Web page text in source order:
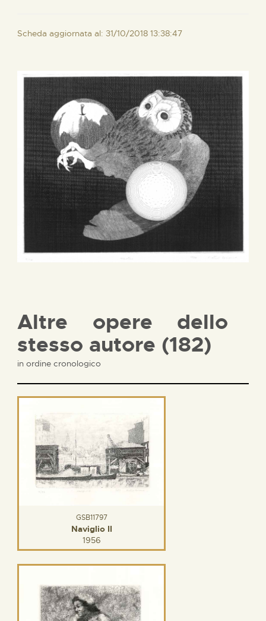
Scheda aggiornata al: 31/10/2018 13:38:47
Altre opere dello
stesso autore (182)
in ordine cronologico
GSB11797
Naviglio II
1956